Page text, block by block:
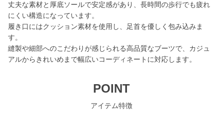
丈夫な素材と厚底ソールで安定感があり、長時間の歩行でも疲れ
にくい構造になっています。
履き口にはクッション素材を使用し、足首を優しく包み込みま
す。
縫製や細部へのこだわりが感じられる高品質なブーツで、カジュ
アルからきれいめまで幅広いコーディネートに対応します。
POINT
アイテム特徴